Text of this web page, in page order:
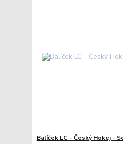
Balíček LC - Český Hokej -